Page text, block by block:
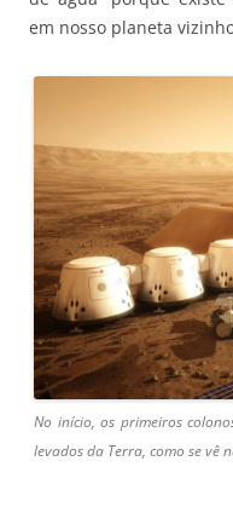
em nosso planeta
No início, os primeiros
levados da Terra, como se vê